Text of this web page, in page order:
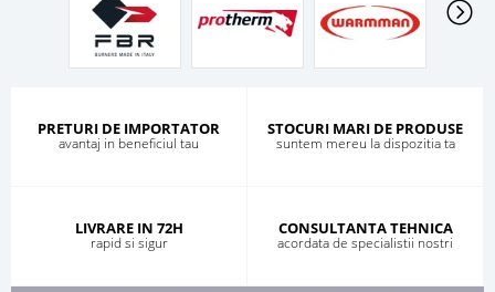
PRETURI DE IMPORTATOR
avantaj in beneficiul tau
STOCURI MARI DE PRODUSE
suntem mereu la dispozitia ta
LIVRARE IN 72H
rapid si sigur
CONSULTANTA TEHNICA
acordata de specialistii nostri